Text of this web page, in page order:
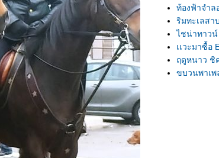
ท้องฟ้าจำล
ริมทะเลสา
ไชน่าทาวน์
เเวะมาซื้อ
ฤดูหนาว ชิ
ขบวนพาเ